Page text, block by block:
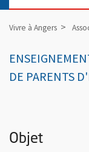
Vivre à Angers
DE PARENTS
Objet